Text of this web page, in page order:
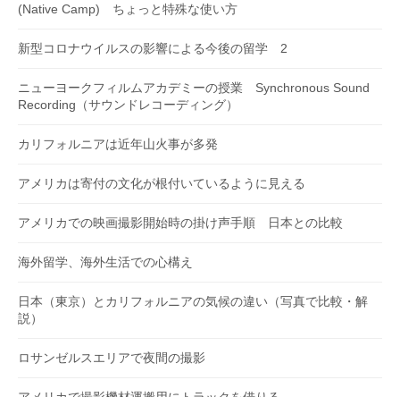
(Native Camp) ちょっと特殊な使い方
新型コロナウイルスの影響による今後の留学 2
ニューヨークフィルムアカデミーの授業 Synchronous Sound
Recording（サウンドレコーディング）
カリフォルニアは近年山火事が多発
アメリカは寄付の文化が根付いているように見える
アメリカでの映画撮影開始時の掛け声手順 日本との比較
海外留学、海外生活での心構え
日本（東京）とカリフォルニアの気候の違い（写真で比較・解
説）
ロサンゼルスエリアで夜間の撮影